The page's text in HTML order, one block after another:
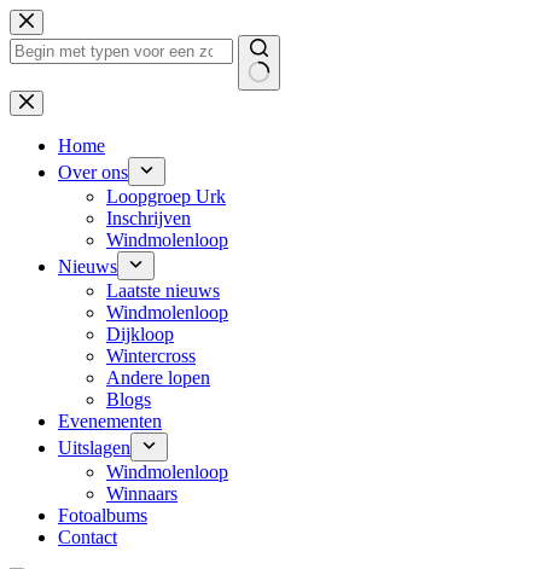
Ga
naar
de
Geen
resultaten
Home
Over ons
Loopgroep Urk
Inschrijven
Windmolenloop
Nieuws
Laatste nieuws
Windmolenloop
Dijkloop
Wintercross
Andere lopen
Blogs
Evenementen
Uitslagen
Windmolenloop
Winnaars
Fotoalbums
Contact